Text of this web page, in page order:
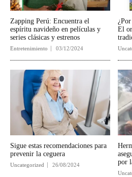
Zapping Perú: Encuentra el
espíritu navideño en películas y
series clásicas y estrenos
Entretenimiento 03/12/2024
El
Sigue estas recomendaciones para
prevenir la ceguera
Uncategorized 26/08/2024
por